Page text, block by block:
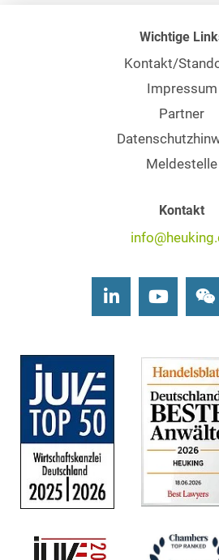
Wichtige
Kontakt/
Impressum
Partner
Meldestelle
Kontakt
LinkedIn